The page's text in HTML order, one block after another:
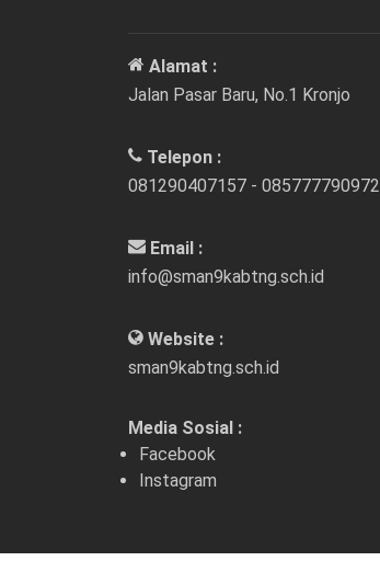
Alamat :
Jalan Pasar Baru, No.1 Kronjo
Telepon :
081290407157 - 085777790972
Email :
info@sman9kabtng.sch.id
Website :
sman9kabtng.sch.id
Media Sosial :
Facebook
Instagram